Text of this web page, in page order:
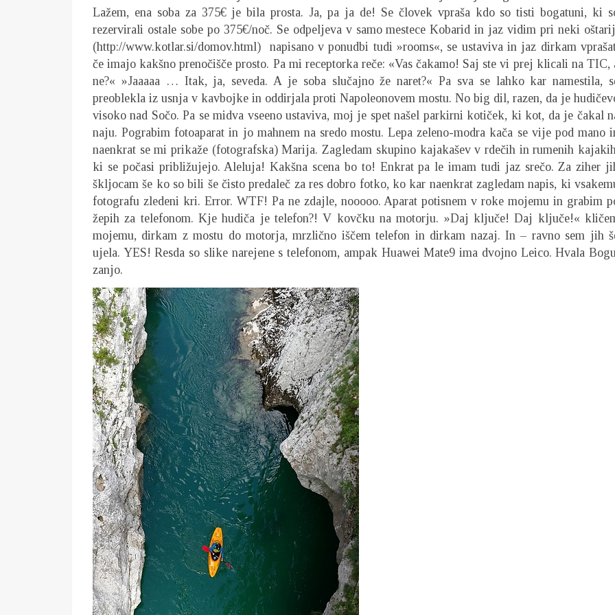
Lažem, ena soba za 375€ je bila prosta. Ja, pa ja de! Se človek vpraša kdo so tisti bogatuni, ki
rezervirali ostale sobe po 375€/noč. Se odpeljeva v samo mestece Kobarid in jaz vidim pri neki
(http://www.kotlar.si/domov.html) napisano v ponudbi tudi »rooms«, se ustaviva in jaz dirkam
če imajo kakšno prenočišče prosto. Pa mi receptorka reče: «Vas čakamo! Saj ste vi prej klicali na TIC,
ne?« »Jaaaaa … Itak, ja, seveda. A je soba slučajno že naret?« Pa sva se lahko kar namestila,
preoblekla iz usnja v kavbojke in oddirjala proti Napoleonovem mostu. No big dil, razen, da je
visoko nad Sočo. Pa se midva vseeno ustaviva, moj je spet našel parkirni kotiček, ki kot, da je čakal
naju. Pograbim fotoaparat in jo mahnem na sredo mostu. Lepa zeleno-modra kača se vije pod mano
naenkrat se mi prikaže (fotografska) Marija. Zagledam skupino kajakašev v rdečih in rumenih
ki se počasi približujejo. Aleluja! Kakšna scena bo to! Enkrat pa le imam tudi jaz srečo. Za ziher
škljocam še ko so bili še čisto predaleč za res dobro fotko, ko kar naenkrat zagledam napis, ki
fotografu zledeni kri. Error. WTF! Pa ne zdajle, nooooo. Aparat potisnem v roke mojemu in grabim
žepih za telefonom. Kje hudiča je telefon?! V kovčku na motorju. »Daj ključe! Daj ključe!«
mojemu, dirkam z mostu do motorja, mrzlično iščem telefon in dirkam nazaj. In – ravno sem jih
ujela. YES! Resda so slike narejene s telefonom, ampak Huawei Mate9 ima dvojno Leico. Hvala
zanjo.